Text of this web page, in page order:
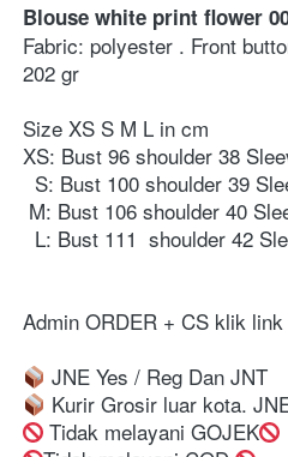
Blouse white print flower
Fabric: polyester . Front
202 gr ⁣
Size XS S M L in cm ⁣
XS: Bust 96 shoulder 38
S: Bust 100 shoulder 39
M: Bust 106 shoulder 40
L: Bust 111  shoulder 42
Admin ORDER + CS klik
JNE Yes / Reg Dan JNT⁣⁣⁣⁣⁣⁣⁣⁣⁣⁣
Kurir Grosir luar kota.
Tidak melayani GOJEK